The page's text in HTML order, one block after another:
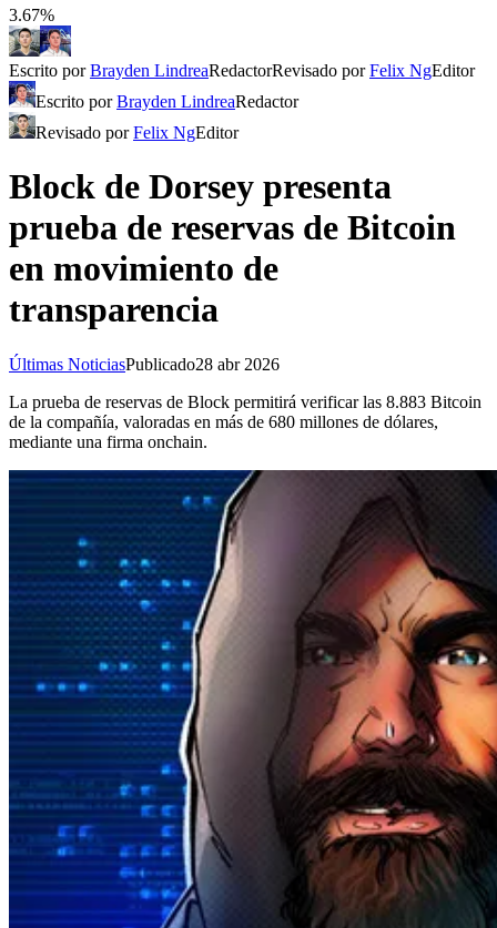
3.67%
Escrito porBrayden LindreaRedactorRevisado porFelix NgEditor
Escrito porBrayden LindreaRedactor
Revisado porFelix NgEditor
Block de Dorsey presenta
prueba de reservas de Bitcoin
en movimiento de
transparencia
Últimas NoticiasPublicado28 abr 2026
La prueba de reservas de Block permitirá verificar las 8.883 Bitcoin
de la compañía, valoradas en más de 680 millones de dólares,
mediante una firma onchain.